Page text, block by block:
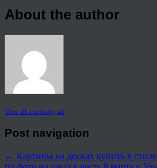
About the author
View all articles by ad
Post navigation
← Картины на досках купить в